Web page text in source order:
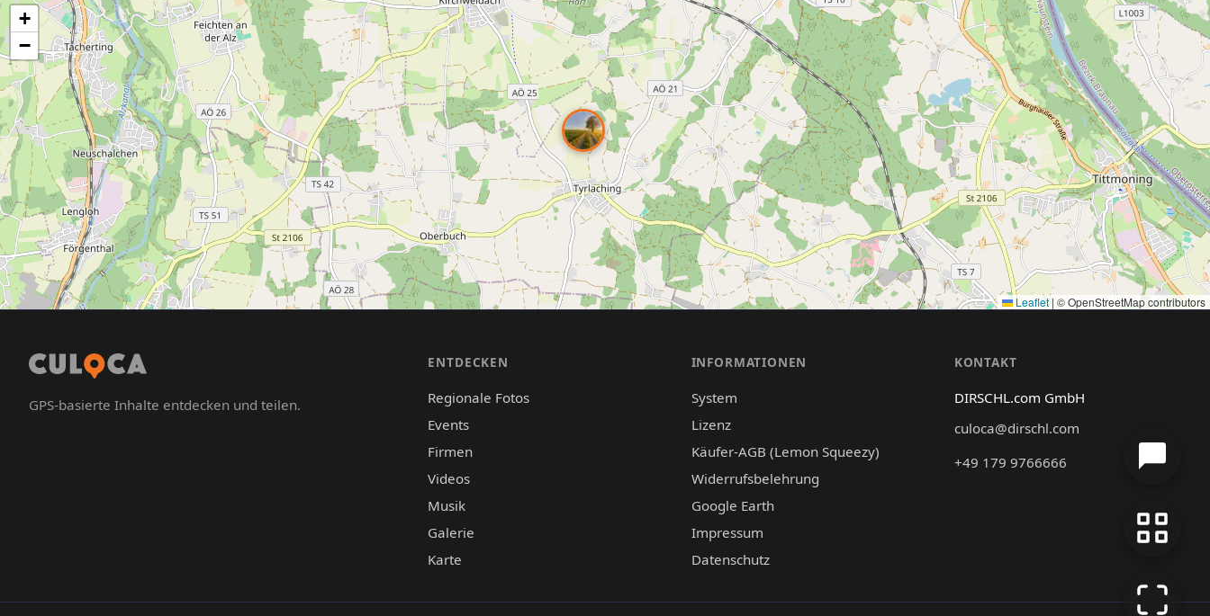
+
−
Leaflet | © OpenStreetMap contributors
GPS-basierte Inhalte entdecken und teilen.
ENTDECKEN
Regionale Fotos
Events
Firmen
Videos
Musik
Galerie
Karte
INFORMATIONEN
System
Lizenz
Käufer-AGB (Lemon Squeezy)
Widerrufsbelehrung
Google Earth
Impressum
Datenschutz
KONTAKT
DIRSCHL.com GmbH
culoca@dirschl.com
+49 179 9766666